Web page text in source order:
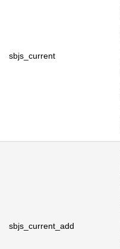
sbjs_current
sbjs_current_add